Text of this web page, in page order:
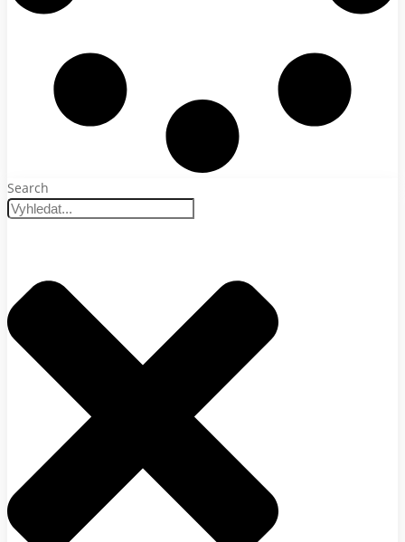
Search